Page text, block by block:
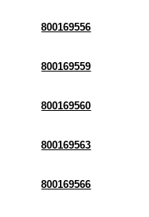
800169556
800169559
800169560
800169563
800169566